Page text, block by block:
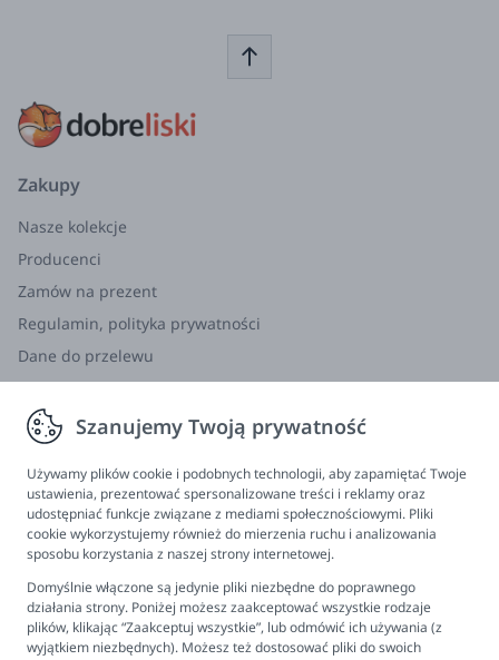
Zakupy
Nasze kolekcje
Producenci
Zamów na prezent
Regulamin, polityka prywatności
Dane do przelewu
Zwroty, wymiana, reklamacja
Informacje
Program lojalnościowy
FAQ - najczęściej zadawane pytania
Newsletter
Ustawienia plików cookies
Biuro obsługi klienta
Szanujemy Twoją prywatność
Używamy plików cookie i podobnych technologii, aby zapamiętać Twoje
ustawienia, prezentować spersonalizowane treści i reklamy oraz
udostępniać funkcje związane z mediami społecznościowymi. Pliki
cookie wykorzystujemy również do mierzenia ruchu i analizowania
sposobu korzystania z naszej strony internetowej.
Domyślnie włączone są jedynie pliki niezbędne do poprawnego
działania strony. Poniżej możesz zaakceptować wszystkie rodzaje
plików, klikając “Zaakceptuj wszystkie”, lub odmówić ich używania (z
wyjątkiem niezbędnych). Możesz też dostosować pliki do swoich